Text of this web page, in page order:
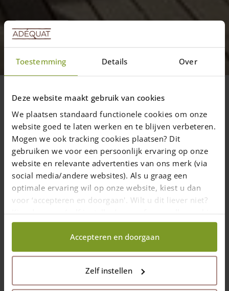
Toestemming Details Over
Deze website maakt gebruik van cookies
We plaatsen standaard functionele cookies om onze
website goed te laten werken en te blijven verbeteren.
Mogen we ook tracking cookies plaatsen? Dit
gebruiken we voor een persoonlijk ervaring op onze
website en relevante advertenties van ons merk (via
social media/andere websites). Als u graag een
optimale ervaring wil op onze website, kiest u dan
voor ‘accepteren en doorgaan'. Wilt u dit liever niet?
Kies dan voor ‘zelf instellen’ en geef aan welke cookies
wij wel mogen verzamelen.
Accepteren en doorgaan
Zelf instellen
Général
Les photos de la pergola en
Le client est très satisfait du résultat : Elle
est magnifique!
22 mai 2023 —Rachel
1 min read
Pour cette pergola le client a utilisé :
Pour les pieds de la pergolas des poteaux en robinier poncé
diam 19/21 long 300 cm. Les traverses des diam 10/12 300 cm
diam 4/6.
Le client est très satisfait du résultat : Elle est magnifique!